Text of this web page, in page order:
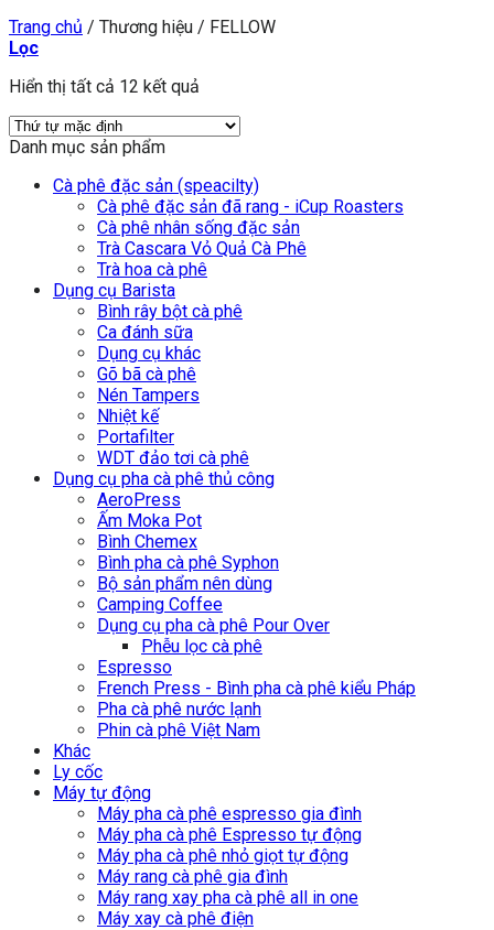
Trang chủ / Thương hiệu / FELLOW
Lọc
Hiển thị tất cả 12 kết quả
Danh mục sản phẩm
Cà phê đặc sản (speacilty)
Cà phê đặc sản đã rang - iCup Roasters
Cà phê nhân sống đặc sản
Trà Cascara Vỏ Quả Cà Phê
Trà hoa cà phê
Dụng cụ Barista
Bình rây bột cà phê
Ca đánh sữa
Dụng cụ khác
Gõ bã cà phê
Nén Tampers
Nhiệt kế
Portafilter
WDT đảo tơi cà phê
Dụng cụ pha cà phê thủ công
AeroPress
Ấm Moka Pot
Bình Chemex
Bình pha cà phê Syphon
Bộ sản phẩm nên dùng
Camping Coffee
Dụng cụ pha cà phê Pour Over
Phễu lọc cà phê
Espresso
French Press - Bình pha cà phê kiểu Pháp
Pha cà phê nước lạnh
Phin cà phê Việt Nam
Khác
Ly cốc
Máy tự động
Máy pha cà phê espresso gia đình
Máy pha cà phê Espresso tự động
Máy pha cà phê nhỏ giọt tự động
Máy rang cà phê gia đình
Máy rang xay pha cà phê all in one
Máy xay cà phê điện